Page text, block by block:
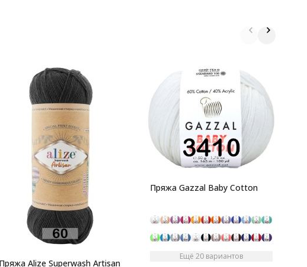
Пряжа Alize Superwash Artisan
Пряжа Gazzal Baby Cotton
Ещё 20 вариантов